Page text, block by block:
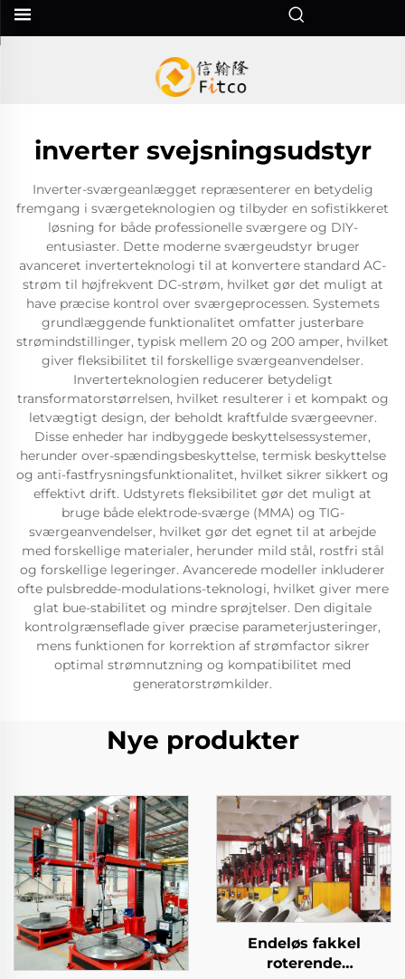
inverter svejsningsudstyr
Inverter-sværgeanlægget repræsenterer en betydelig
fremgang i sværgeteknologien og tilbyder en sofistikkeret
løsning for både professionelle sværgere og DIY-
entusiaster. Dette moderne sværgeudstyr bruger
avanceret inverterteknologi til at konvertere standard AC-
strøm til højfrekvent DC-strøm, hvilket gør det muligt at
have præcise kontrol over sværgeprocessen. Systemets
grundlæggende funktionalitet omfatter justerbare
strømindstillinger, typisk mellem 20 og 200 amper, hvilket
giver fleksibilitet til forskellige sværgeanvendelser.
Inverterteknologien reducerer betydeligt
transformatorstørrelsen, hvilket resulterer i et kompakt og
letvægtigt design, der beholdt kraftfulde sværgeevner.
Disse enheder har indbyggede beskyttelsessystemer,
herunder over-spændingsbeskyttelse, termisk beskyttelse
og anti-fastfrysningsfunktionalitet, hvilket sikrer sikkert og
effektivt drift. Udstyrets fleksibilitet gør det muligt at
bruge både elektrode-sværge (MMA) og TIG-
sværgeanvendelser, hvilket gør det egnet til at arbejde
med forskellige materialer, herunder mild stål, rostfri stål
og forskellige legeringer. Avancerede modeller inkluderer
ofte pulsbredde-modulations-teknologi, hvilket giver mere
glat bue-stabilitet og mindre sprøjtelser. Den digitale
kontrolgrænseflade giver præcise parameterjusteringer,
mens funktionen for korrektion af strømfactor sikrer
optimal strømnutzning og kompatibilitet med
generatorstrømkilder.
Nye produkter
Endeløs fakkel
roterende